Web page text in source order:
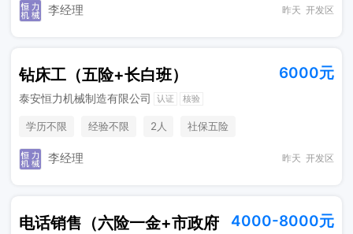
李经理 昨天 开发区
钻床工（五险+长白班） 6000元
泰安恒力机械制造有限公司 认证 核验
学历不限 经验不限 2人 社保五险
李经理 昨天 开发区
电话销售（六险一金+市政府
4000-8000元